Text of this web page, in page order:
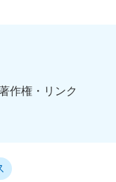
作権・リンク